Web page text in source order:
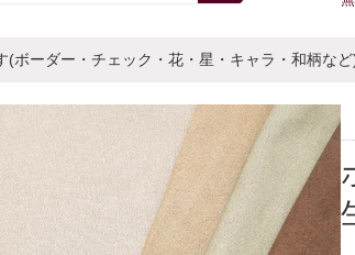
(ボーダー・チェック・花・星・キャラ・和柄など